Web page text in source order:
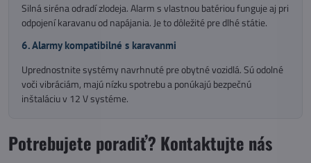
Silná siréna odradí zlodeja. Alarm s vlastnou batériou funguje aj pri
odpojení karavanu od napájania. Je to dôležité pre dlhé státie.
6. Alarmy kompatibilné s karavanmi
Uprednostnite systémy navrhnuté pre obytné vozidlá. Sú odolné
voči vibráciám, majú nízku spotrebu a ponúkajú bezpečnú
inštaláciu v 12 V systéme.
Potrebujete poradiť? Kontaktujte nás